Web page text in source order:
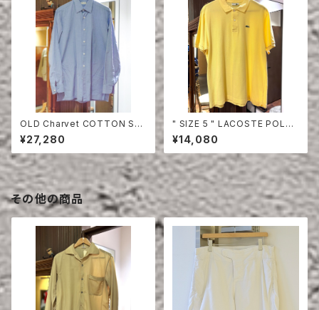
OLD Charvet COTTON SHI
RT
¥27,280
" SIZE 5 " LACOSTE POLO
SHIRT YELLOW
¥14,080
その他の商品